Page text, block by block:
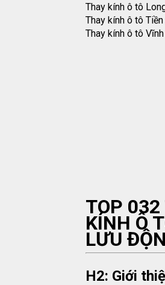
Thay kính ô tô
Thay kính ô tô
Thay kính ô tô
TOP
KÍNH Ô
LƯU
H2: Giới